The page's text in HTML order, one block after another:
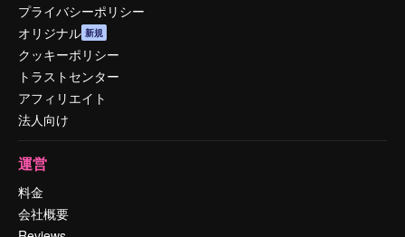
プライバシーポリシー
オリジナル 新規
クッキーポリシー
トラストセンター
アフィリエイト
法人向け
運営
料金
会社概要